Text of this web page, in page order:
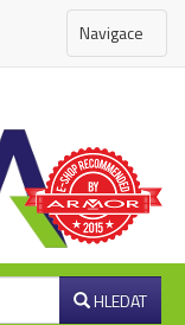
Navigace
HLEDAT